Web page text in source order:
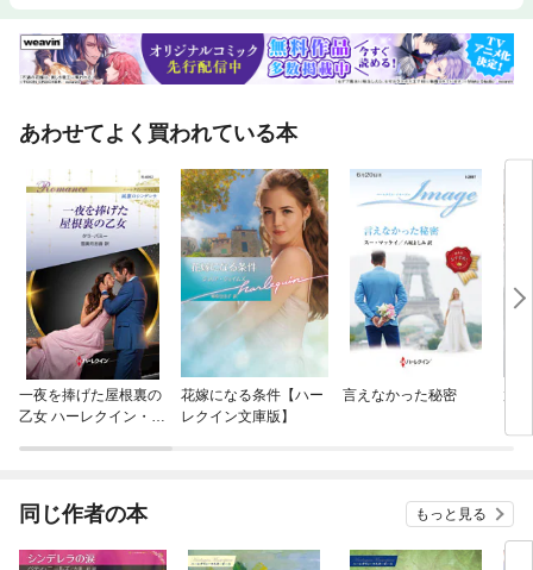
あわせてよく買われている本
一夜を捧げた屋根裏の
乙女 ハーレクイン・ロ
花嫁になる条件【ハー
レクイン文庫版】
言えなかった秘密
放
同じ作者の本 もっと見る